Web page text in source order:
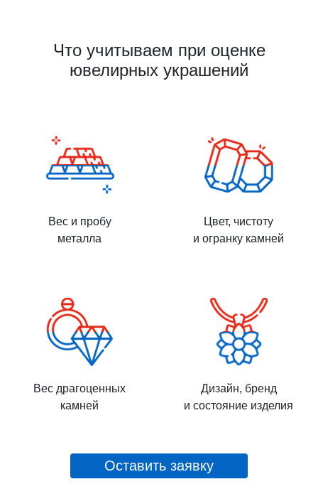
Что учитываем при оценке
ювелирных украшений
Вес и пробу
металла
Цвет, чистоту
и огранку камней
Вес драгоценных
камней
Дизайн, бренд
и состояние изделия
Оставить заявку